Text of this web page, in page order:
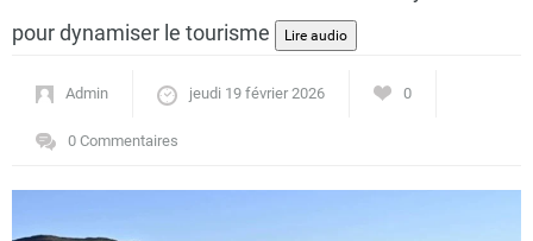
Actualités
pour dynamiser le tourisme
Admin jeudi 19 février 2026 0
0 Commentaires